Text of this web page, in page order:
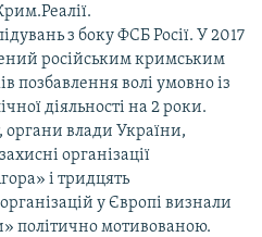
з боку ФСБ Росії. У 2017
російським кримським
позбавлення волі умовно із
діяльності на 2 роки.
органи влади України,
організації
і тридцять
у Європі визнали
політично мотивованою.